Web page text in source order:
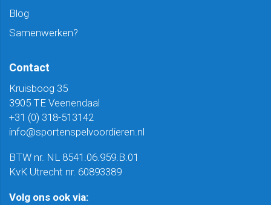
Blog
Samenwerken?
Contact
Kruisboog 35
3905 TE Veenendaal
+31 (0) 318-513142
info@sportenspelvoordieren.nl
BTW nr. NL 8541.06.959.B.01
KvK Utrecht nr. 60893389
Volg ons ook via: